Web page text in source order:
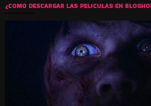
¿COMO DESCARGAR LAS PELICULAS EN